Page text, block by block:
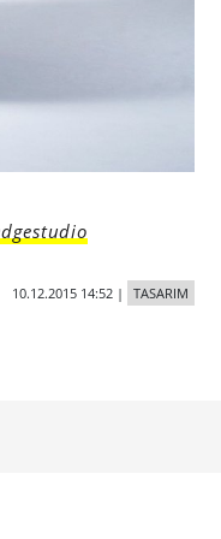
10.12.2015 14:52| TASARIM